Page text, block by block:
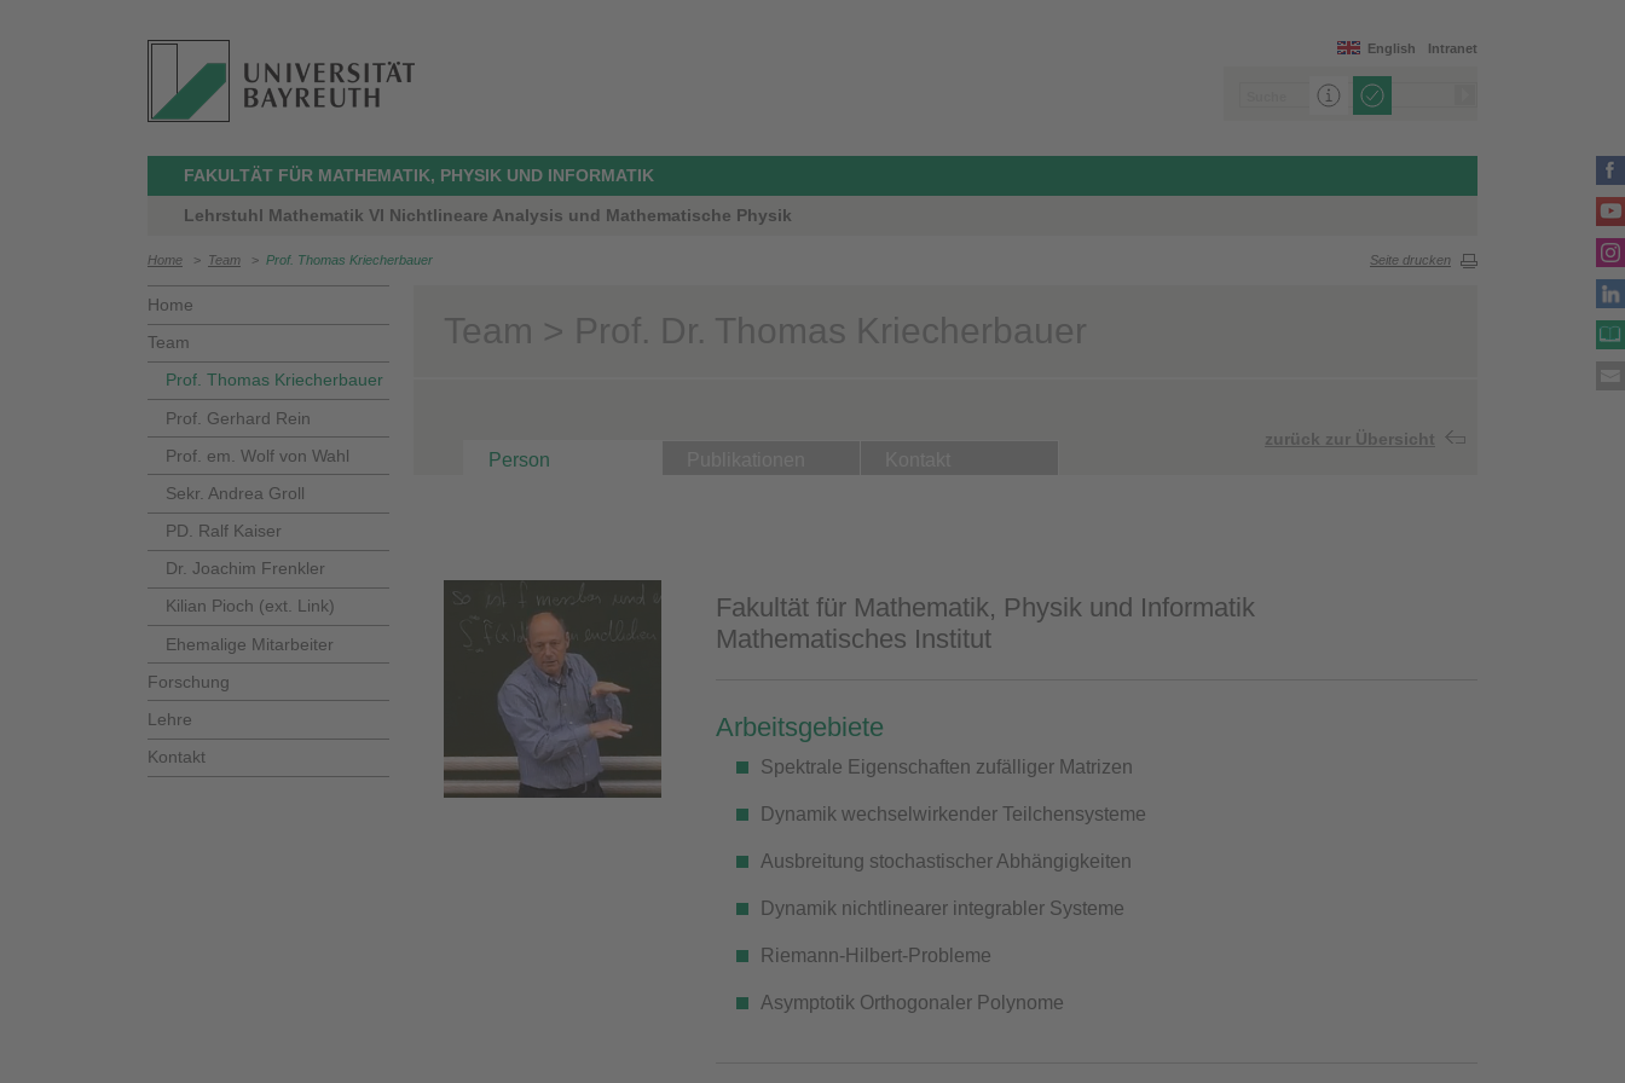
Intranet
English
FAKULTÄT FÜR MATHEMATIK, PHYSIK UND INFORMATIK
Lehrstuhl Mathematik VI Nichtlineare Analysis und Mathematische Physik
Home > Team > Prof. Thomas Kriecherbauer Seite drucken
Home
Team
Prof. Thomas Kriecherbauer
Prof. Gerhard Rein
Prof. em. Wolf von Wahl
Sekr. Andrea Groll
PD. Ralf Kaiser
Dr. Joachim Frenkler
Kilian Pioch (ext. Link)
Ehemalige Mitarbeiter
Forschung
Lehre
Kontakt
Team > Prof. Dr. Thomas Kriecherbauer
zurück zur Übersicht
Person
Fakultät für Mathematik, Physik und Informatik
Mathematisches Institut
Arbeitsgebiete
Spektrale Eigenschaften zufälliger Matrizen
Dynamik wechselwirkender Teilchensysteme
Ausbreitung stochastischer Abhängigkeiten
Dynamik nichtlinearer integrabler Systeme
Riemann-Hilbert-Probleme
Asymptotik Orthogonaler Polynome